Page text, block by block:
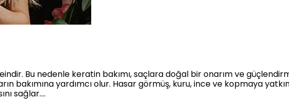
Bu nedenle keratin bakımı, saçlara doğal bir onarım ve
bakımına yardımcı olur. Hasar görmüş, kuru, ince ve kopmaya
sağlar....